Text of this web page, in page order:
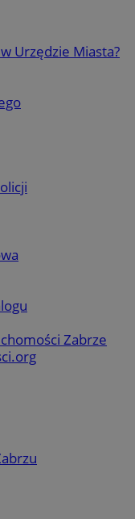
Urzędzie Miasta?
Zabrze